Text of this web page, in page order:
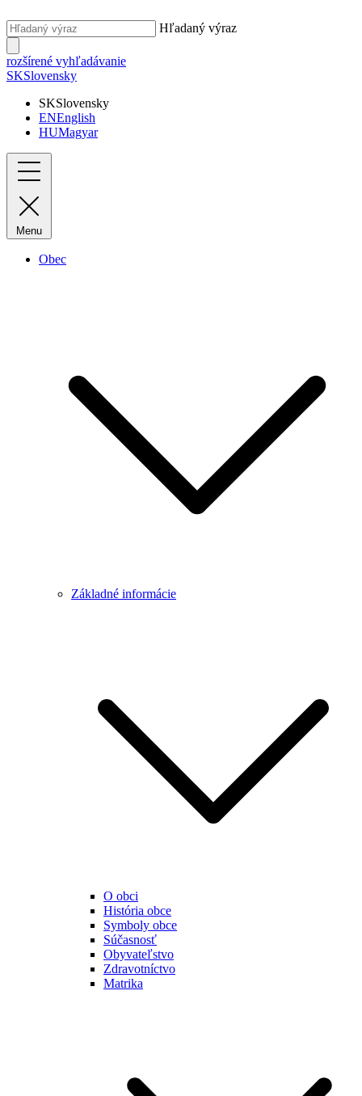
Hľadaný výraz
rozšírené vyhľadávanie
SKSlovensky
SKSlovensky
ENEnglish
HUMagyar
Menu
Obec
Základné informácie
O obci
História obce
Symboly obce
Súčasnosť
Obyvateľstvo
Zdravotníctvo
Matrika